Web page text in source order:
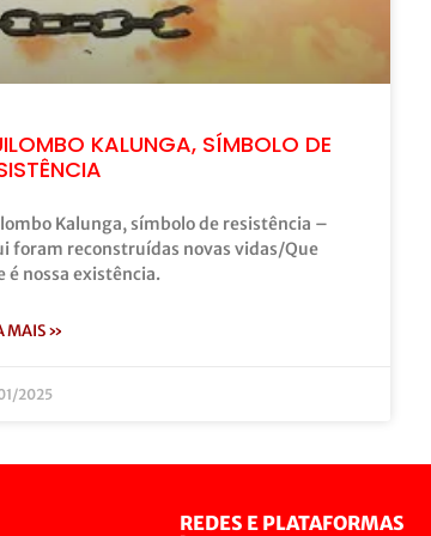
KALUNGA, SÍMBOLO DE
Kalunga, símbolo de resistência –
foram reconstruídas novas vidas/Que
é nossa existência.
MAIS »
2025
REDES E PLATAFORMAS